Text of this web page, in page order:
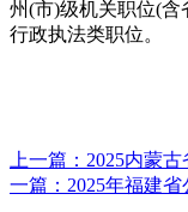
州(市)级机关职位(含
行政执法类职位。
上一篇：2025内蒙
一篇：2025年福建